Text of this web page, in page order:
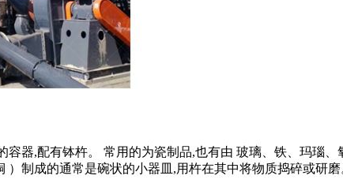
容器,配有钵杵。 常用的为瓷制品,也有由 玻璃、铁、玛瑙
）制成的通常是碗状的小器皿,用杵在其中将物质捣碎或研磨